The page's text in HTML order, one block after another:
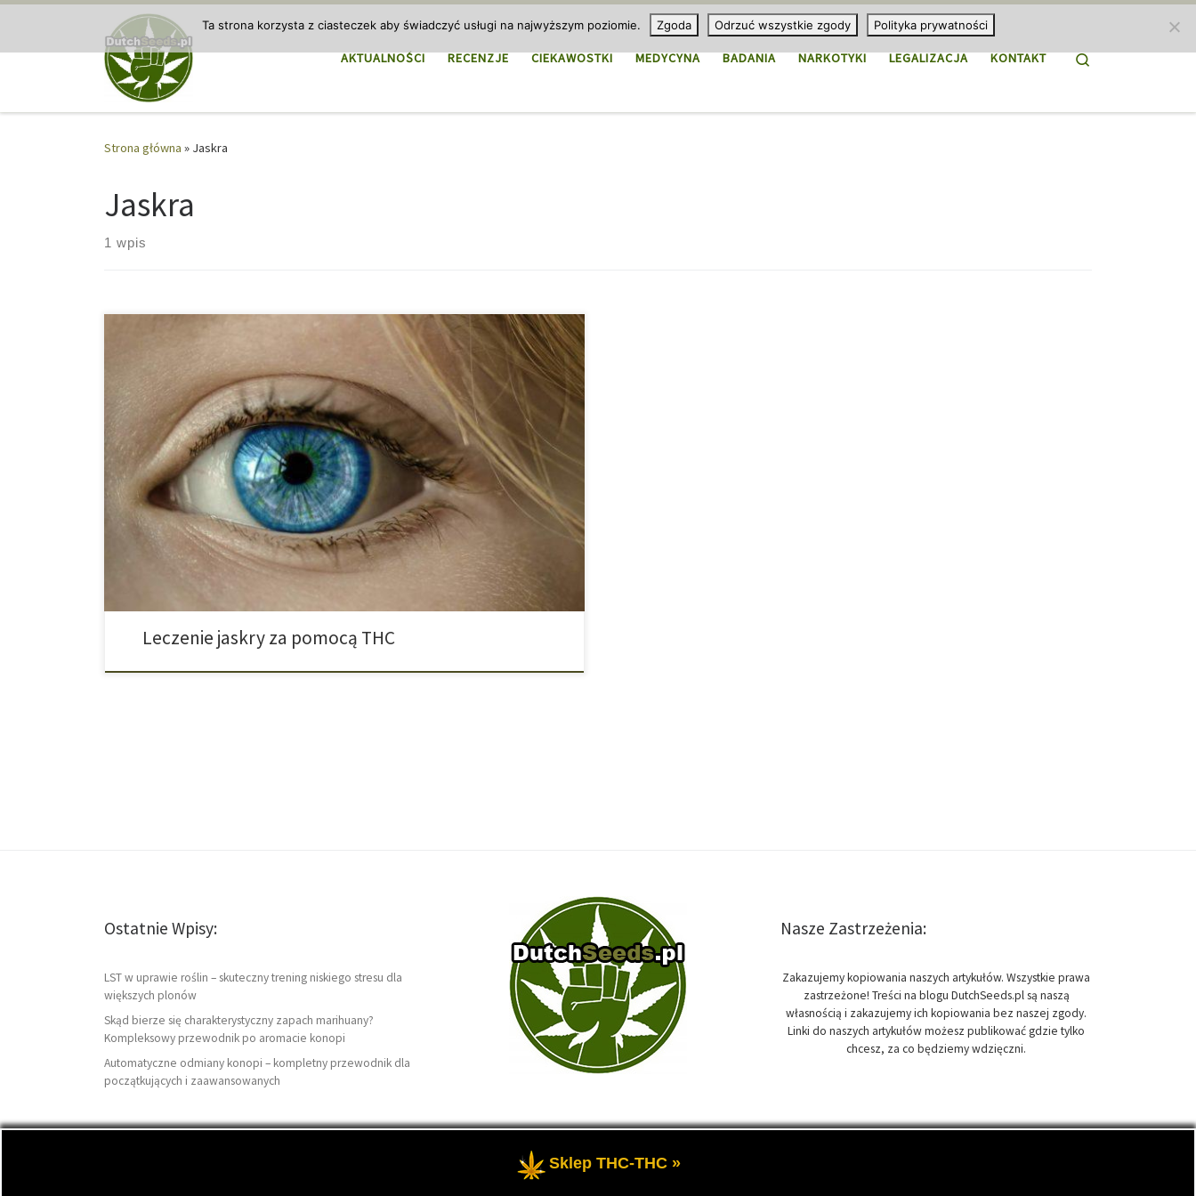
Przejdź do treści
AKTUALNOŚCI RECENZJE CIEKAWOSTKI MEDYCYNA BADANIA NARKOTYKI LEGALIZACJA KONTAKT Search
Strona główna » Jaskra
Jaskra
1 wpis
Nowe perspektywy dla leczenia jaskry. Dotychczas było wiadomo, że cannabis bądź
samo THC może obniżyć ciśnienie wewnątrz gałkowe. W wielu tkankach oka znajdują
się receptory cannabinoidowe, których aktywacja może doprowadzić do zwiększenia
ciśnienia w oku u pacjentów z jaskrą. Okazało się również, że THC może poprawić
ukrwienie siatkówki. Nowe badania […]
Leczenie jaskry za pomocą THC
Ostatnie Wpisy:
LST w uprawie roślin – skuteczny trening niskiego stresu dla
większych plonów
Skąd bierze się charakterystyczny zapach marihuany?
Kompleksowy przewodnik po aromacie konopi
Automatyczne odmiany konopi – kompletny przewodnik dla
początkujących i zaawansowanych
Nasze Zastrzeżenia:
Zakazujemy kopiowania naszych artykułów. Wszystkie prawa
zastrzeżone! Treści na blogu DutchSeeds.pl są naszą
własnością i zakazujemy ich kopiowania bez naszej zgody.
Linki do naszych artykułów możesz publikować gdzie tylko
chcesz, za co będziemy wdzięczni.
- Temat przewodni blogu, wszystko na temat marihuany oraz roślin konopi indyjskich, zwanych cannabis.
Ta strona korzysta z ciasteczek aby świadczyć usługi na najwyższym poziomie. Zgoda Odrzuć wszystkie zgody Polityka prywatności
Sklep THC-THC »